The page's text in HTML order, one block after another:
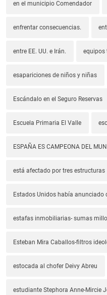
en el municipio Comendador
enfrentar consecuencias.
entre EE. UU. e Irán. equipos
esapariciones de niños y niñas
Escándalo en el Seguro Reservas
Escuela Primaria El Valle
ESPAÑA ES CAMPEONA DEL
está afectado por tres estructuras
Estados Unidos había anunciado
estafas inmobiliarias- sumas
Esteban Mira Caballos-filtros
estocada al chofer Deivy Abreu
estudiante Stephora Anne-Mircie